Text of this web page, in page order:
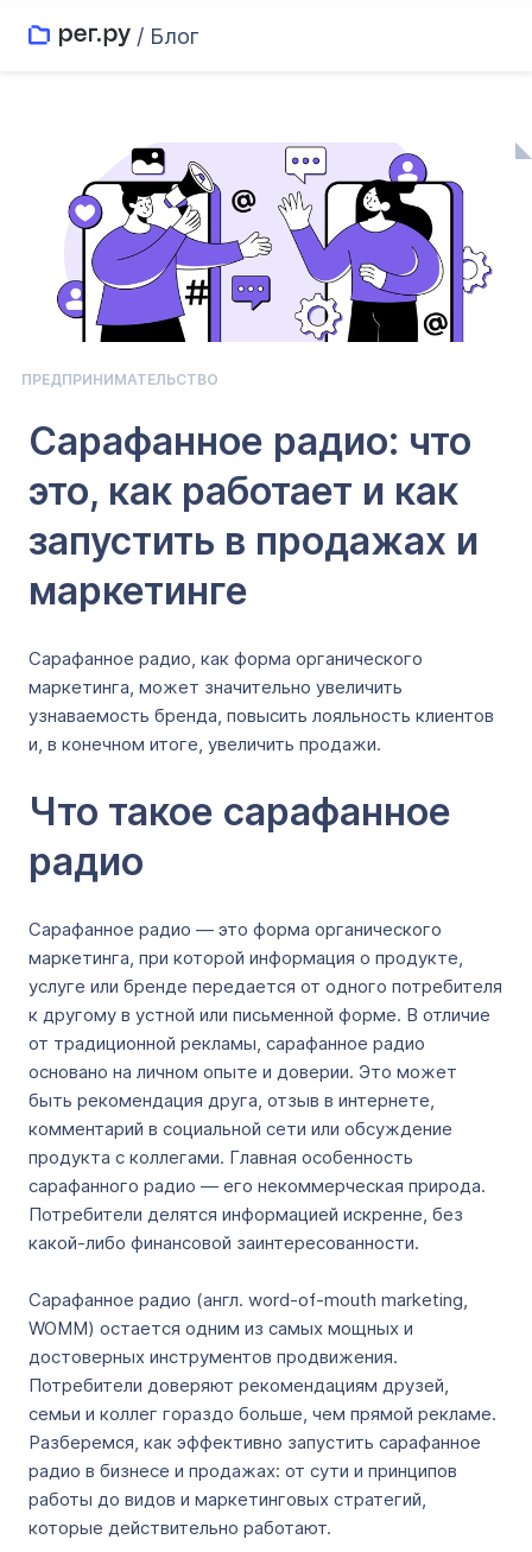
/ Блог
ПРЕДПРИНИМАТЕЛЬСТВО
Сарафанное радио: что
это, как работает и как
запустить в продажах и
маркетинге
Сарафанное радио, как форма органического
маркетинга, может значительно увеличить
узнаваемость бренда, повысить лояльность клиентов
и, в конечном итоге, увеличить продажи.
Что такое сарафанное
радио
Сарафанное радио — это форма органического
маркетинга, при которой информация о продукте,
услуге или бренде передается от одного потребителя
к другому в устной или письменной форме. В отличие
от традиционной рекламы, сарафанное радио
основано на личном опыте и доверии. Это может
быть рекомендация друга, отзыв в интернете,
комментарий в социальной сети или обсуждение
продукта с коллегами. Главная особенность
сарафанного радио — его некоммерческая природа.
Потребители делятся информацией искренне, без
какой-либо финансовой заинтересованности.
Сарафанное радио (англ. word-of-mouth marketing,
WOMM) остается одним из самых мощных и
достоверных инструментов продвижения.
Потребители доверяют рекомендациям друзей,
семьи и коллег гораздо больше, чем прямой рекламе.
Разберемся, как эффективно запустить сарафанное
радио в бизнесе и продажах: от сути и принципов
работы до видов и маркетинговых стратегий,
которые действительно работают.